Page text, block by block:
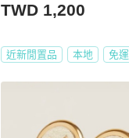
TWD 1,200
近新閒置品 本地 免運